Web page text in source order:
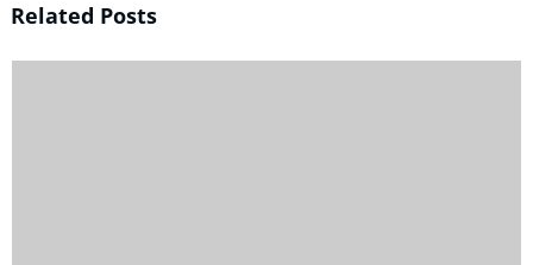
Related Posts